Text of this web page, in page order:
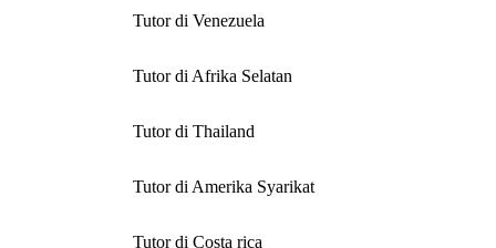
Tutor di Venezuela
Tutor di Afrika Selatan
Tutor di Thailand
Tutor di Amerika Syarikat
Tutor di Costa rica